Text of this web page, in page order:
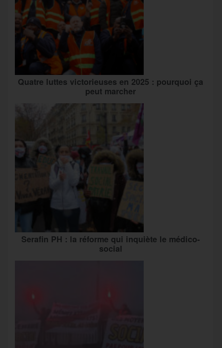
Quatre luttes victorieuses en 2025 : pourquoi ça
peut marcher
Serafin PH : la réforme qui inquiète le médico-
social